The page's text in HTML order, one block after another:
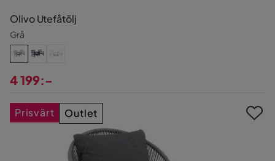
Olivo Utefåtölj
Grå
4 199:-
Prisvärt Outlet